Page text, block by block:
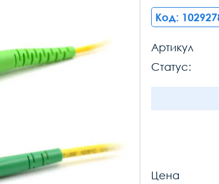
Код:
Артикул
Статус:
Цена